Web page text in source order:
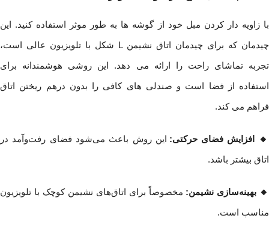
با زاویه دار کردن مبل خود از گوشه ها به طور موثر استفاده کنید. این
چیدمان که برای چیدمان اتاق نشیمن L شکل با تلویزیون عالی است،
تجربه تماشای راحت را ارائه می دهد. این روشی هوشمندانه برای
استفاده از فضا است و صندلی های کافی را بدون درهم ریختن اتاق
فراهم می کند.
🔸 افزایش فضای حرکتی: این روش باعث می‌شود فضای رفت‌وآمد در
اتاق بیشتر باشد.
🔸 بهینه‌سازی نشیمن: مخصوصاً برای اتاق‌های نشیمن کوچک با تلویزیون
مناسب است.